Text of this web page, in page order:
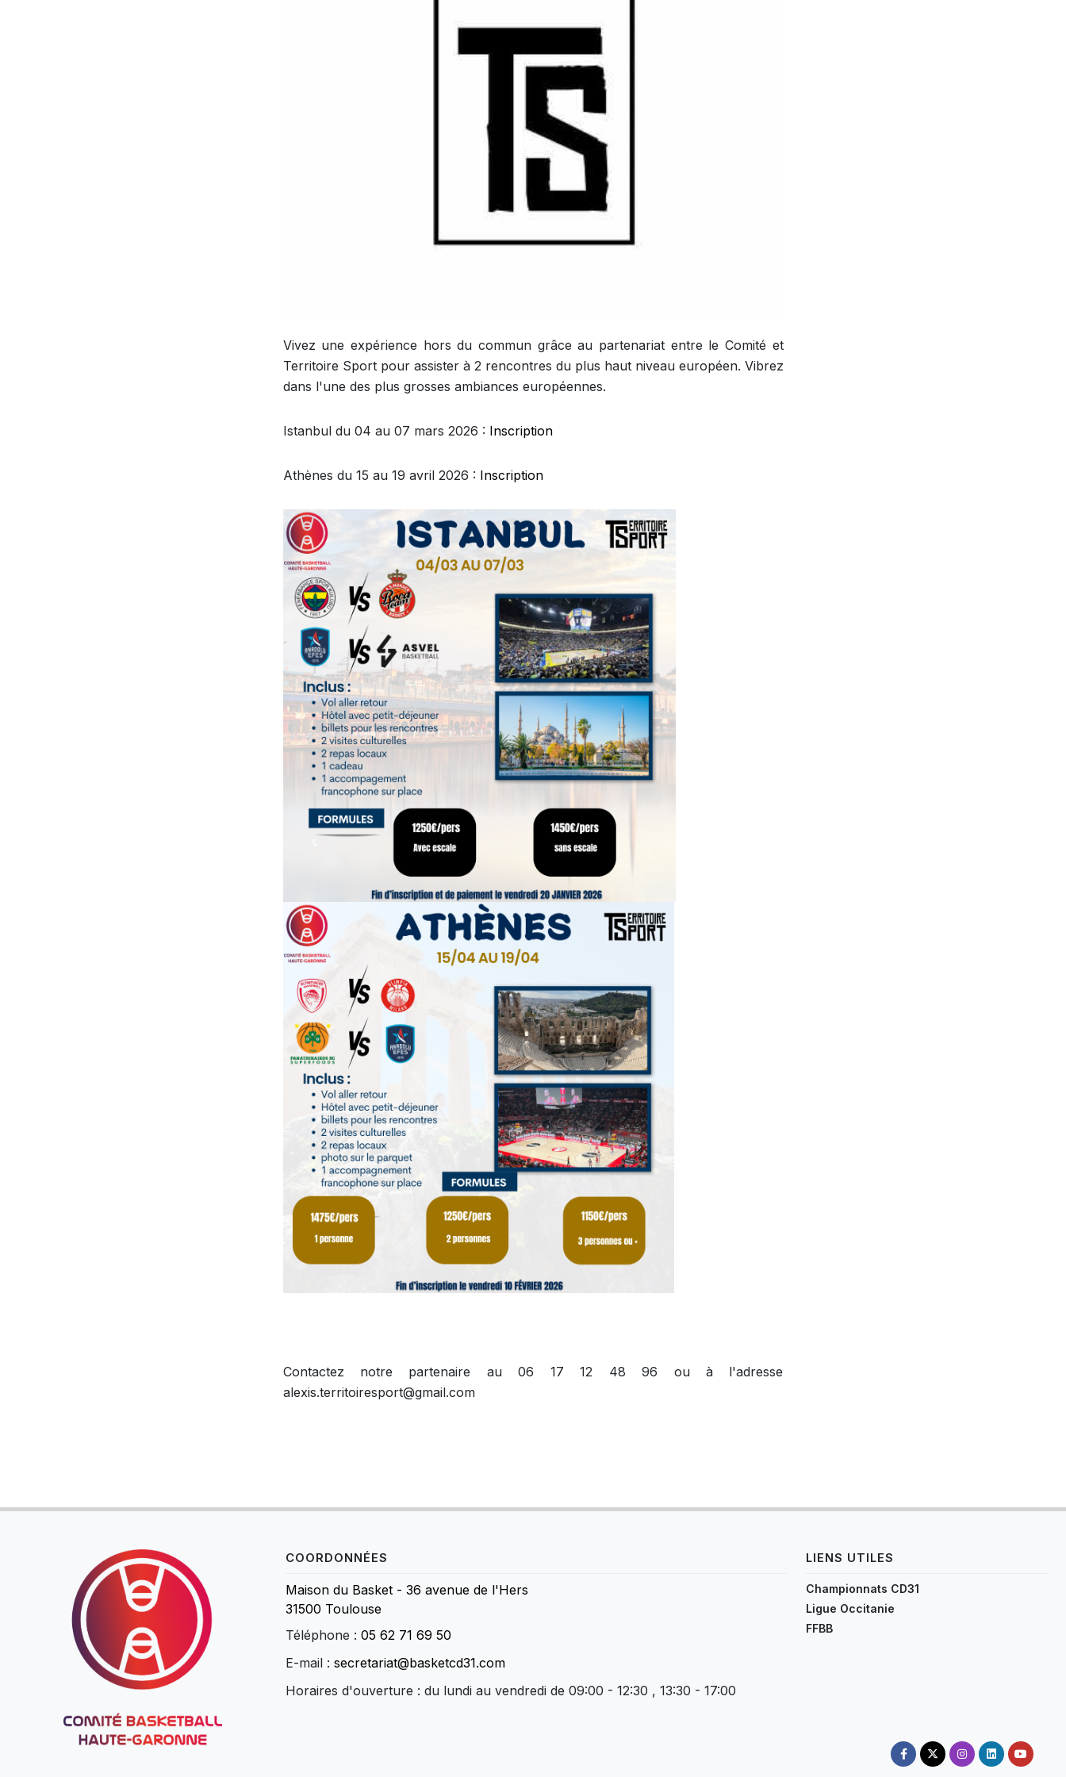
Vivez une expérience hors du commun grâce au partenariat entre le Comité et
Territoire Sport pour assister à 2 rencontres du plus haut niveau européen. Vibrez
dans l'une des plus grosses ambiances européennes.
Istanbul du 04 au 07 mars 2026 : Inscription
Athènes du 15 au 19 avril 2026 : Inscription
Contactez notre partenaire au 06 17 12 48 96 ou à l'adresse
alexis.territoiresport@gmail.com
COORDONNÉES
Maison du Basket - 36 avenue de l'Hers
31500 Toulouse
Téléphone : 05 62 71 69 50
E-mail : secretariat@basketcd31.com
Horaires d'ouverture : du lundi au vendredi de 09:00 - 12:30 , 13:30 - 17:00
LIENS UTILES
Championnats CD31
Ligue Occitanie
FFBB